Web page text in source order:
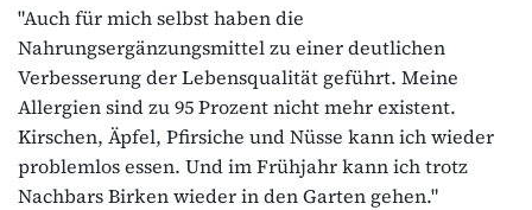
"Auch für mich selbst haben die
Nahrungsergänzungsmittel zu einer deutlichen
Verbesserung der Lebensqualität geführt. Meine
Allergien sind zu 95 Prozent nicht mehr existent.
Kirschen, Äpfel, Pfirsiche und Nüsse kann ich wieder
problemlos essen. Und im Frühjahr kann ich trotz
Nachbars Birken wieder in den Garten gehen."